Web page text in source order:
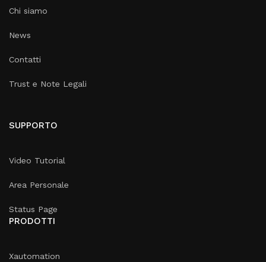
Chi siamo
News
Contatti
Trust e Note Legali
SUPPORTO
Video Tutorial
Area Personale
Status Page
PRODOTTI
Xautomation